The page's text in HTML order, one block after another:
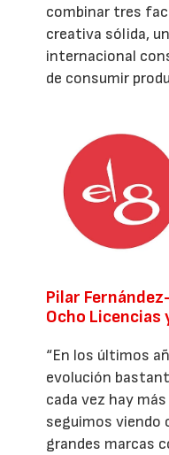
combinar tres
creativa sólida,
internacional
de consumir
Pilar
Ocho Licencias
“En los últimos
evolución
cada vez hay
seguimos viendo
grandes marcas